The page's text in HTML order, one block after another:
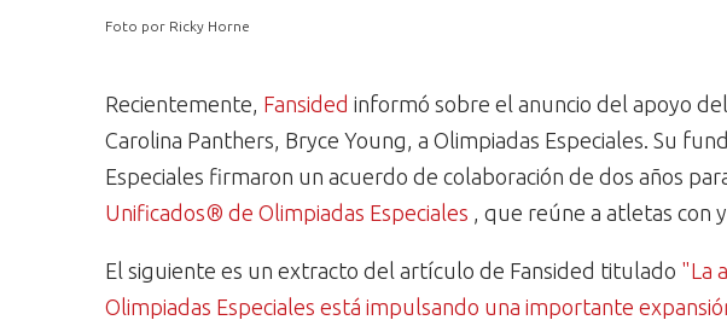
Foto por Ricky Horne
Recientemente, Fansided informó sobre el anuncio del apoyo
Carolina Panthers, Bryce Young, a Olimpiadas Especiales. Su
Especiales firmaron un acuerdo de colaboración de dos años
Unificados® de Olimpiadas Especiales , que reúne a atletas con
El siguiente es un extracto del artículo de Fansided titulado "La
Olimpiadas Especiales está impulsando una importante